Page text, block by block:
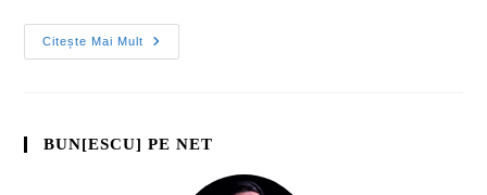
Citește Mai Mult
BUN[ESCU] PE NET